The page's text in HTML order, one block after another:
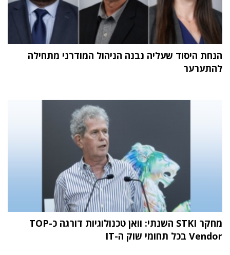
הנחת היסוד שעליה נבנה הניהול המודרני מתחילה
להתערער
מחקר STKI השנתי: וואן טכנולוגיות דורגה כ-TOP
Vendor בכל תחומי שוק ה-IT